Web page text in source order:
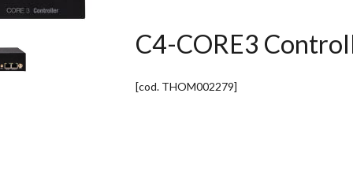
C4-CORE3
[cod. THOM002279]